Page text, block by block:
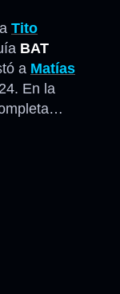
Tito
BAT
a Matías
En la